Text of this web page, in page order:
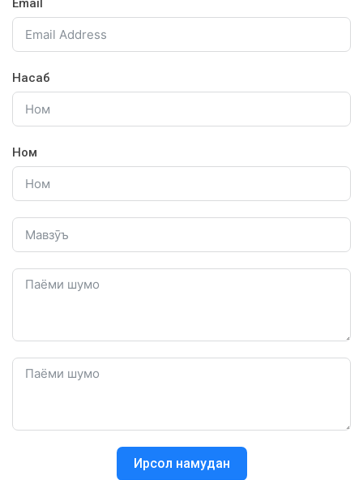
Email
Насаб
Ном
Ирсол намудан